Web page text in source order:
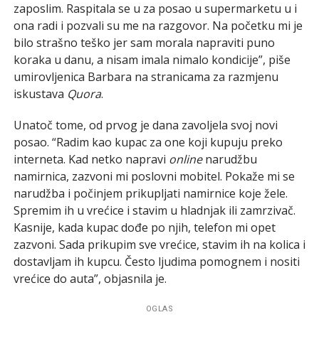
zaposlim. Raspitala se u za posao u supermarketu u i
ona radi i pozvali su me na razgovor. Na početku mi je
bilo strašno teško jer sam morala napraviti puno
koraka u danu, a nisam imala nimalo kondicije”, piše
umirovljenica Barbara na stranicama za razmjenu
iskustava Quora.
Unatoč tome, od prvog je dana zavoljela svoj novi
posao. “Radim kao kupac za one koji kupuju preko
interneta. Kad netko napravi onlinenarudžbu
namirnica, zazvoni mi poslovni mobitel. Pokaže mi se
narudžba i počinjem prikupljati namirnice koje žele.
Spremim ih u vrećice i stavim u hladnjak ili zamrzivač.
Kasnije, kada kupac dođe po njih, telefon mi opet
zazvoni. Sada prikupim sve vrećice, stavim ih na kolica i
dostavljam ih kupcu. Često ljudima pomognem i nositi
vrećice do auta”, objasnila je.
OGLAS